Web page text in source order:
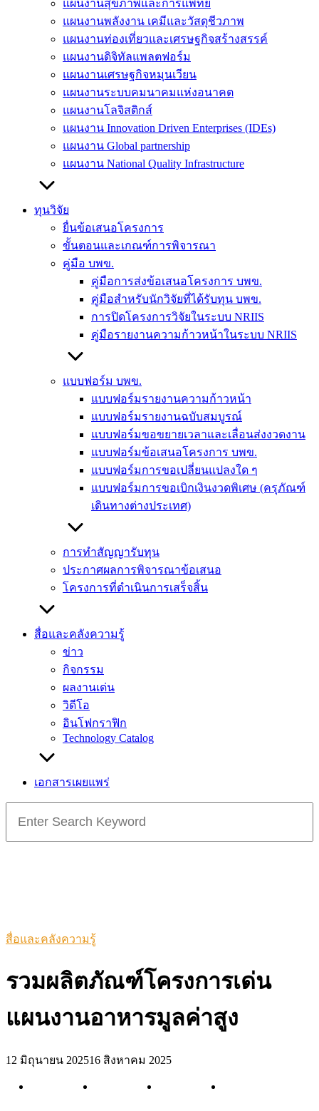
แผนงานสุขภาพและการแพทย์
แผนงานพลังงาน เคมีและวัสดุชีวภาพ
แผนงานท่องเที่ยวและเศรษฐกิจสร้างสรรค์
แผนงานดิจิทัลแพลตฟอร์ม
แผนงานเศรษฐกิจหมุนเวียน
แผนงานระบบคมนาคมแห่งอนาคต
แผนงานโลจิสติกส์
แผนงาน Innovation Driven Enterprises (IDEs)
แผนงาน Global partnership
แผนงาน National Quality Infrastructure
ทุนวิจัย
ยื่นข้อเสนอโครงการ
ขั้นตอนและเกณฑ์การพิจารณา
คู่มือ บพข.
คู่มือการส่งข้อเสนอโครงการ บพข.
คู่มือสำหรับนักวิจัยที่ได้รับทุน บพข.
การปิดโครงการวิจัยในระบบ NRIIS
คู่มือรายงานความก้าวหน้าในระบบ NRIIS
แบบฟอร์ม บพข.
แบบฟอร์มรายงานความก้าวหน้า
แบบฟอร์มรายงานฉบับสมบูรณ์
แบบฟอร์มขอขยายเวลาและเลื่อนส่งงวดงาน
แบบฟอร์มข้อเสนอโครงการ บพข.
แบบฟอร์มการขอเปลี่ยนแปลงใด ๆ
แบบฟอร์มการขอเบิกเงินงวดพิเศษ (ครุภัณฑ์
เดินทางต่างประเทศ)
การทำสัญญารับทุน
ประกาศผลการพิจารณาข้อเสนอ
โครงการที่ดำเนินการเสร็จสิ้น
สื่อและคลังความรู้
ข่าว
กิจกรรม
ผลงานเด่น
วิดีโอ
อินโฟกราฟิก
Technology Catalog
เอกสารเผยแพร่
for:
สื่อและคลังความรู้
รวมผลิตภัณฑ์โครงการเด่น
แผนงานอาหารมูลค่าสูง
12 มิถุนายน 202516 สิงหาคม 2025